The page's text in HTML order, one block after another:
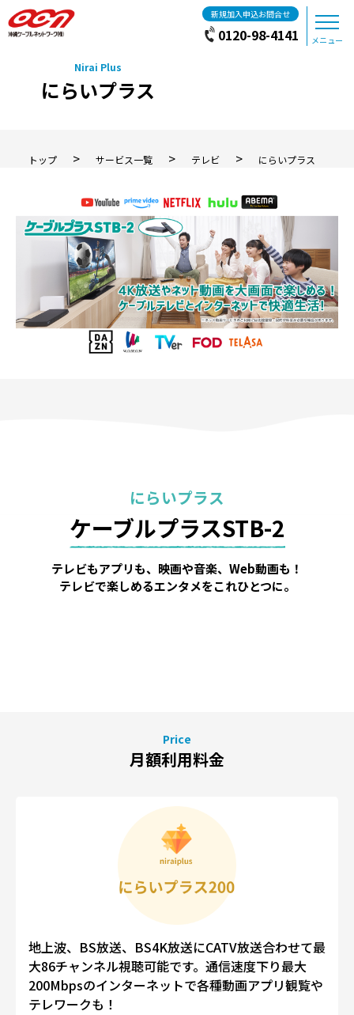
新規加入申込お問合せ
0120-98-4141 メニュー
にらいプラス
トップ > サービス一覧 > テレビ > にらいプラス
にらいプラス
ケーブルプラスSTB-2
テレビもアプリも、映画や音楽、Web動画も！
テレビで楽しめるエンタメをこれひとつに。
Price
月額利用料金
地上波、BS放送、BS4K放送にCATV放送合わせて最
大86チャンネル視聴可能です。通信速度下り最大
200Mbpsのインターネットで各種動画アプリ観覧や
テレワークも！